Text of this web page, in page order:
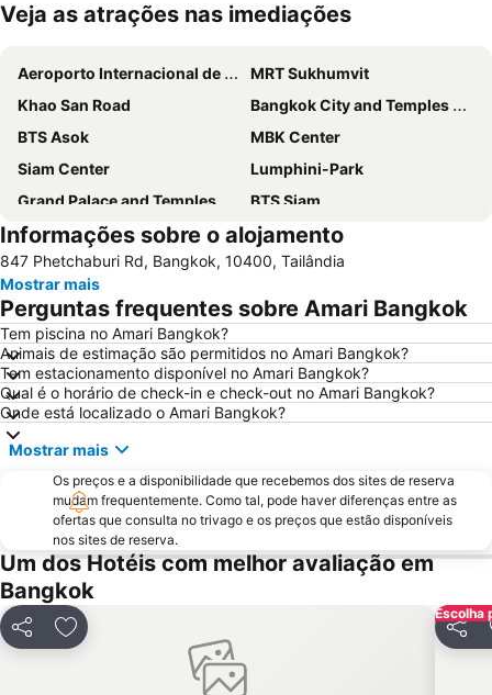
Ampliar mapa
Veja as atrações nas imediações
Aeroporto Internacional de Suvarnabhumi
MRT Sukhumvit
Khao San Road
Bangkok City and Temples Tour
BTS Asok
MBK Center
Siam Center
Lumphini-Park
Grand Palace and Temples and City Tour
BTS Siam
BTS Phaya Thai
The Platinum Fashion
BTS Nana
Yaowarat
Bangkok's Grand Palace Complex and Wat Phra Kaew
Aeroporto Don Mueang
Central World Plaza
Siam Square
Grande Palácio Phra Borom
Chatuchak Market
Wat Arun
Chao Phraya River and Bangkok Waterways Cruise including Wat Arun
BTS Ratchathewi
BTS Ekkamai
MRT Bang Rak Yai
MRT Si Lom
Ramkhamhaeng
WEDDING EXPO
THAILAND INTERNATIONAL MOTOR EXPO
BTS Ari
MRT Thailand Cultural Centre
Bangkok Port
Baiyoke Tower II
BTS Ratchadamri
Informações sobre o alojamento
847 Phetchaburi Rd, Bangkok, 10400, Tailândia
Mostrar mais
Perguntas frequentes sobre Amari Bangkok
Tem piscina no Amari Bangkok?
Animais de estimação são permitidos no Amari Bangkok?
Tem estacionamento disponível no Amari Bangkok?
Qual é o horário de check-in e check-out no Amari Bangkok?
Onde está localizado o Amari Bangkok?
Mostrar mais
Os preços e a disponibilidade que recebemos dos sites de reserva
mudam frequentemente. Como tal, pode haver diferenças entre as
ofertas que consulta no trivago e os preços que estão disponíveis
nos sites de reserva.
Um dos Hotéis com melhor avaliação em
Bangkok
PartilharAdicionar aos favoritos
Escolha